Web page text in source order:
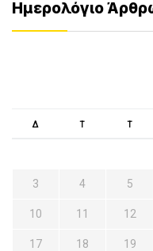
Ημερολόγιο
Δ Τ Τ
3 4 5
10 11 12
17 18 19